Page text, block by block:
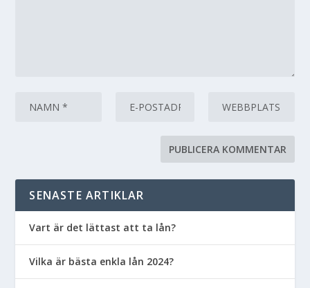
SENASTE ARTIKLAR
Vart är det lättast att ta lån?
Vilka är bästa enkla lån 2024?